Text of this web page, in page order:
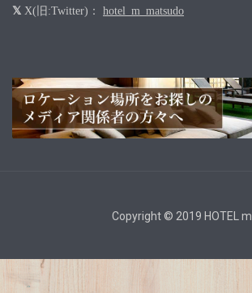
X(旧:Twitter)： hotel_m_matsudo
Copyright © 2019 HOTEL m